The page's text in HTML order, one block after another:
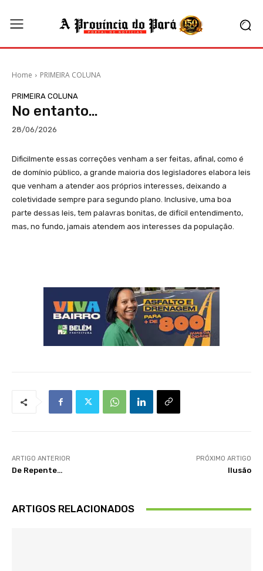
Home PRIMEIRA COLUNA
PRIMEIRA COLUNA
No entanto…
28/06/2026
Dificilmente essas correções venham a ser feitas, afinal, como é
de domínio público, a grande maioria dos legisladores elabora leis
que venham a atender aos próprios interesses, deixando a
coletividade sempre para segundo plano. Inclusive, uma boa
parte dessas leis, tem palavras bonitas, de difícil entendimento,
mas, no fundo, jamais atendem aos interesses da população.
ARTIGO ANTERIOR
De Repente…
PRÓXIMO ARTIGO
Ilusão
ARTIGOS RELACIONADOS